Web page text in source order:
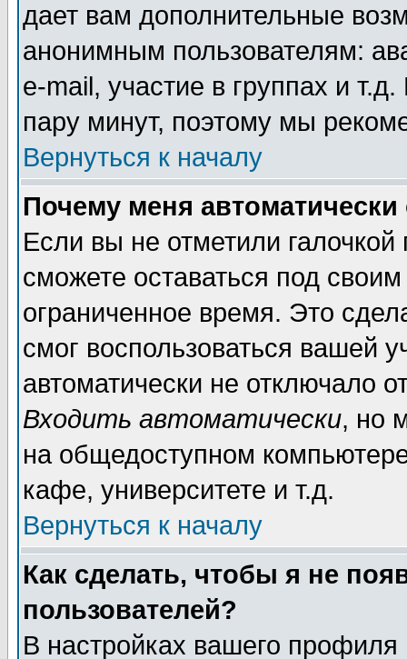
дает вам дополнительные
анонимным пользователям:
e-mail, участие в группах и
пару минут, поэтому мы
Вернуться к началу
Почему меня автоматически
Если вы не отметили галочкой
сможете оставаться под
ограниченное время. Это
смог воспользоваться вашей
автоматически не отключало
Входить автоматически, но
на общедоступном
кафе, университете и т.д.
Вернуться к началу
Как сделать, чтобы я не
пользователей?
В настройках вашего